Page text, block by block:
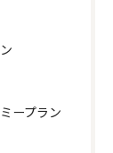
ープラン